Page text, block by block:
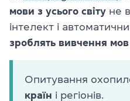
мови з усього світу не
інтелект і
зроблять вивчення
Опитування
країн і регіонів.